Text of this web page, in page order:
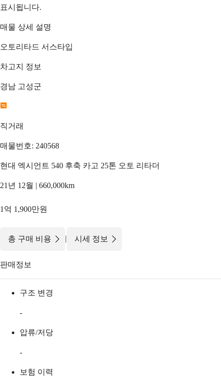
표시됩니다.
매물 상세 설명
오토리타드 서스타입
차고지 정보
경남 고성군
직거래
매물번호: 240568
현대 엑시언트 540 후축 카고 25톤 오토 리타더
21년 12월 | 660,000km
1억 1,900만원
총 구매 비용 | 시세 정보
판매정보
구조 변경
-
압류/저당
-
보험 이력